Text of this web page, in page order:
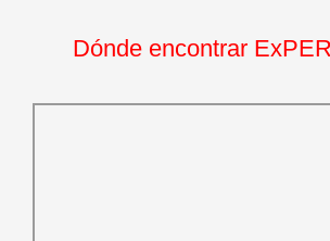
Dónde encontrar